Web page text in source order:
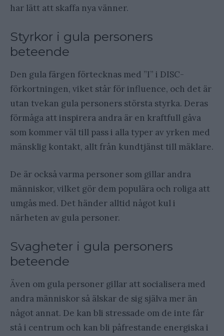
har lätt att skaffa nya vänner.
Styrkor i gula personers
beteende
Den gula färgen förtecknas med ”I” i DISC-
förkortningen, viket står för influence, och det är
utan tvekan gula personers största styrka. Deras
förmåga att inspirera andra är en kraftfull gåva
som kommer väl till pass i alla typer av yrken med
mänsklig kontakt, allt från kundtjänst till mäklare.
De är också varma personer som gillar andra
människor, vilket gör dem populära och roliga att
umgås med. Det händer alltid något kul i
närheten av gula personer.
Svagheter i gula personers
beteende
Även om gula personer gillar att socialisera med
andra människor så älskar de sig själva mer än
något annat. De kan bli stressade om de inte får
stå i centrum och kan bli påfrestande energiska i